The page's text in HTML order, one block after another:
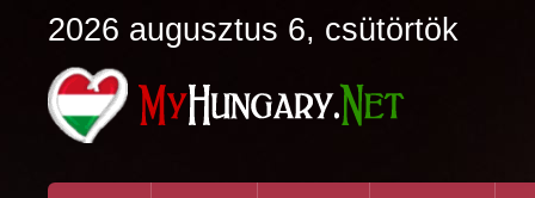
2026 augusztus 6, csütörtök